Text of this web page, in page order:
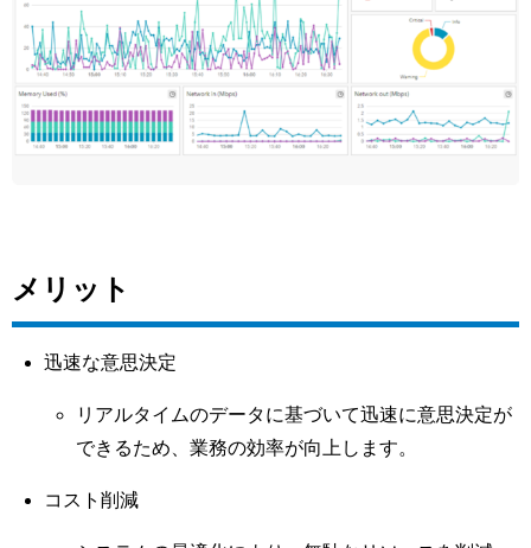
メリット
迅速な意思決定
リアルタイムのデータに基づいて迅速に意思決定が
できるため、業務の効率が向上します。
コスト削減